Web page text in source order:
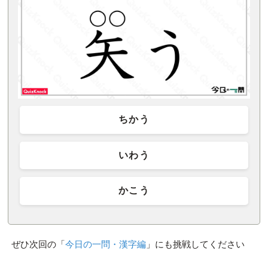
ちかう
いわう
かこう
ぜひ次回の「今日の一問・漢字編」にも挑戦してください